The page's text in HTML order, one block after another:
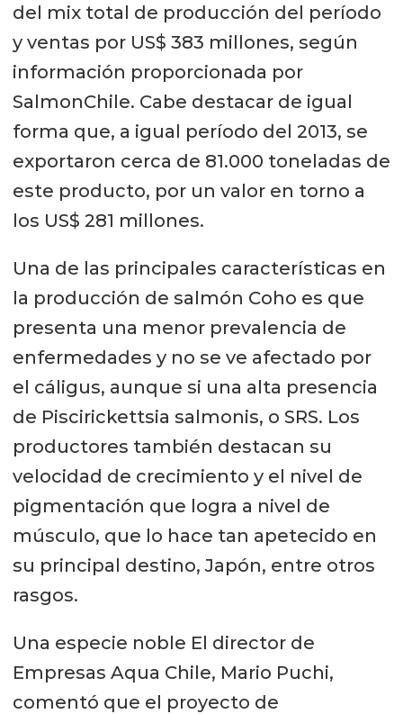
del mix total de producción del período
y ventas por US$ 383 millones, según
información proporcionada por
SalmonChile. Cabe destacar de igual
forma que, a igual período del 2013, se
exportaron cerca de 81.000 toneladas de
este producto, por un valor en torno a
los US$ 281 millones.
Una de las principales características en
la producción de salmón Coho es que
presenta una menor prevalencia de
enfermedades y no se ve afectado por
el cáligus, aunque si una alta presencia
de Piscirickettsia salmonis, o SRS. Los
productores también destacan su
velocidad de crecimiento y el nivel de
pigmentación que logra a nivel de
músculo, que lo hace tan apetecido en
su principal destino, Japón, entre otros
rasgos.
Una especie noble El director de
Empresas Aqua Chile, Mario Puchi,
comentó que el proyecto de